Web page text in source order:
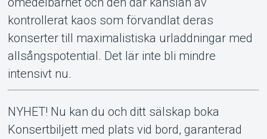
kontrollerat kaos som förvandlat deras
konserter till maximalistiska urladdningar med
allsångspotential. Det lär inte bli mindre
intensivt nu.
NYHET! Nu kan du och ditt sälskap boka
Konsertbiljett med plats vid bord, garanterad